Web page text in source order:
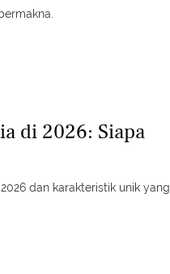
di 2026: Siapa
dan karakteristik unik yang